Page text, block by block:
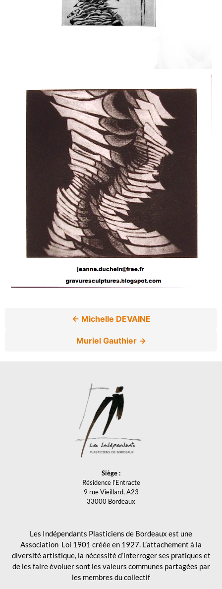
← Michelle DEVAINE
Muriel Gauthier →
Siège :
Résidence l’Entracte
9 rue Vieillard, A23
33000 Bordeaux
Les Indépendants Plasticiens de Bordeaux est une
Association Loi 1901 créée en 1927. L’attachement à la
diversité artistique, la nécessité d’interroger ses pratiques et
de les faire évoluer sont les valeurs communes partagées par
les membres du collectif